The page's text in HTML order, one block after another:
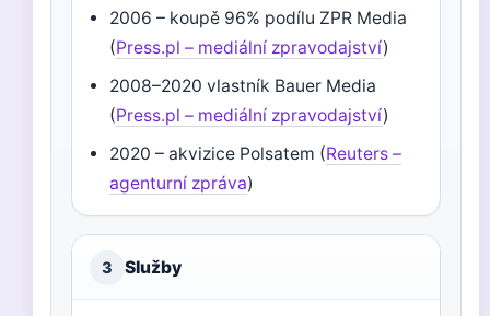
2006 – koupě 96% podílu ZPR Media
(Press.pl – mediální zpravodajství)
2008–2020 vlastník Bauer Media
(Press.pl – mediální zpravodajství)
2020 – akvizice Polsatem (Reuters –
agenturní zpráva)
3 Služby